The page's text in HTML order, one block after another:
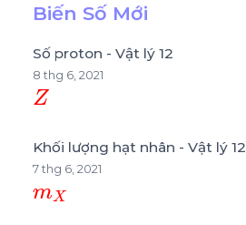
Biến Số Mới
Số proton - Vật lý 12
8 thg 6, 2021
Z
Khối lượng hạt nhân - Vật lý 12
7 thg 6, 2021
mX